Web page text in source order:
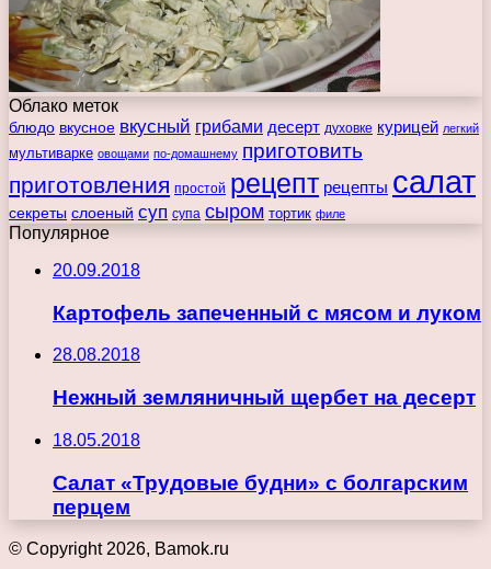
Облако меток
блюдо вкусное вкусный грибами десерт духовке курицей легкий
мультиварке овощами по-домашнему приготовить
приготовления простой рецепт рецепты салат
секреты слоеный суп супа сыром тортик филе
Популярное
20.09.2018
Картофель запеченный с мясом и луком
28.08.2018
Нежный земляничный щербет на десерт
18.05.2018
Салат «Трудовые будни» с болгарским
перцем
© Copyright 2026, Bamok.ru